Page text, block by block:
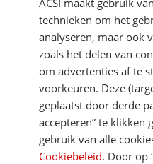
DIRECT NAAR
MEER ACSI FREELIFE
ACSI maakt gebruik
technieken om het
analyseren, maar ook
zoals het delen van
om advertenties af te
voorkeuren. Deze
geplaatst door derde
accepteren” te klikken
gebruik van alle
Cookiebeleid. Door op